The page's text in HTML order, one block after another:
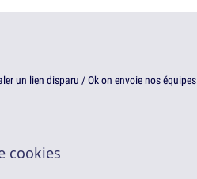
un lien disparu / Ok on envoie nos équipes
cookies